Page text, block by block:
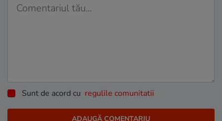
Sunt de acord cu regulile comunitatii